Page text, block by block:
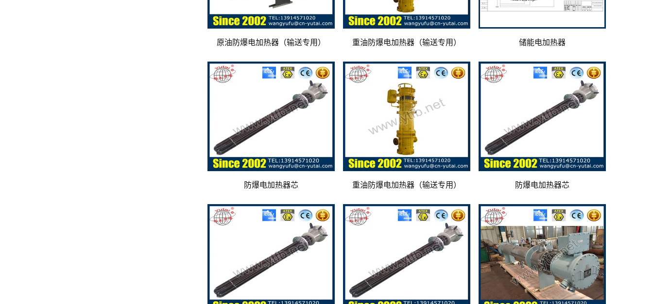
原油防爆电加热器（输送专用） 重油防爆电加热器（输送专用） 储能电加热器
防爆电加热器芯 重油防爆电加热器（输送专用） 防爆电加热器芯